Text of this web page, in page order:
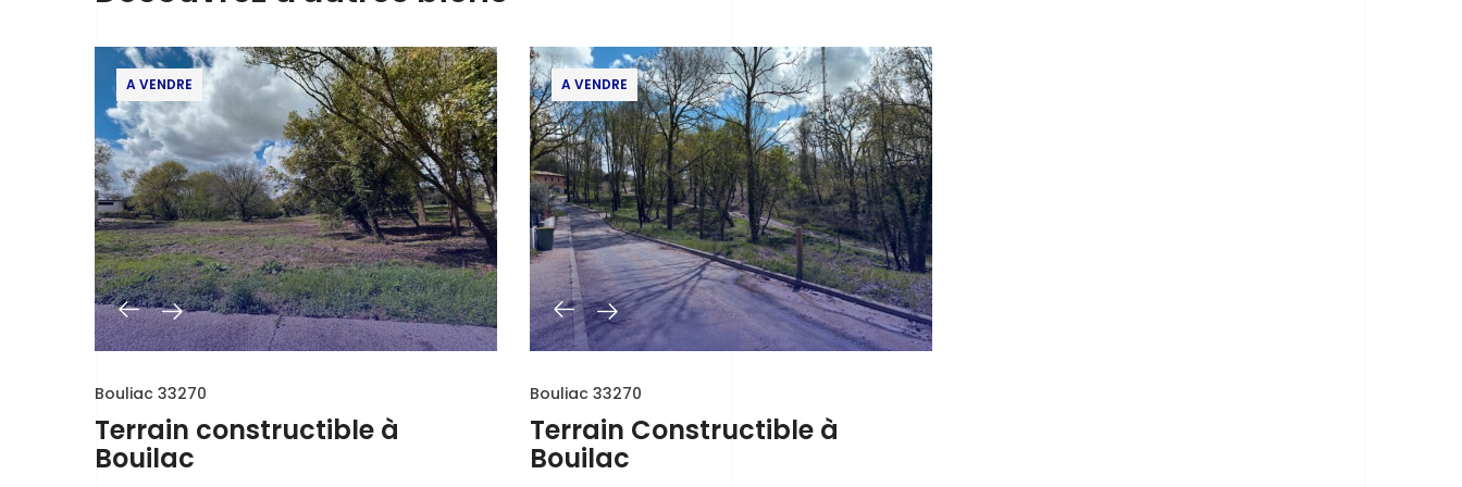
A VENDRE
Bouliac 33270
Terrain constructible à
Bouilac
A VENDRE
Bouliac 33270
Terrain Constructible à
Bouilac